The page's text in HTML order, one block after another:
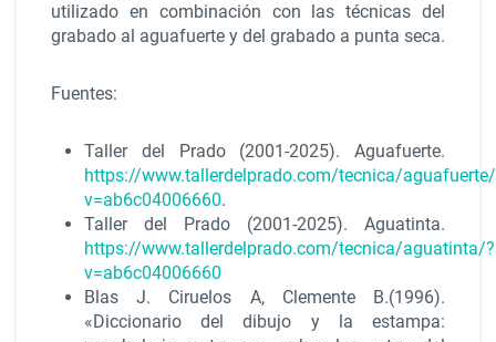
utilizado en combinación con las técnicas del
grabado al aguafuerte y del grabado a punta seca.
Fuentes:
Taller del Prado (2001-2025). Aguafuerte.
https://www.tallerdelprado.com/tecnica/
v=ab6c04006660.
Taller del Prado (2001-2025). Aguatinta.
https://www.tallerdelprado.com/tecnica/aguatinta/?
v=ab6c04006660
Blas J. Ciruelos A, Clemente B.(1996).
«Diccionario del dibujo y la estampa: